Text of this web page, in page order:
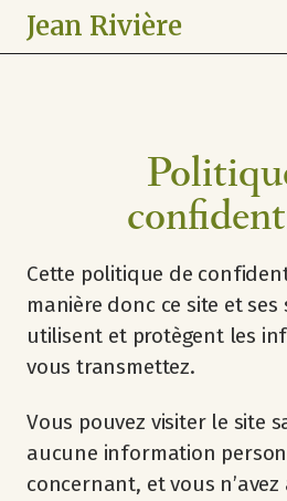
Jean Rivière
Cette politique de
manière donc ce site et
utilisent et protègent les
vous transmettez.
Vous pouvez visiter le site
aucune information
concernant, et vous